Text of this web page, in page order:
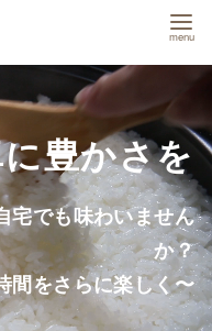
豊かさを
宅でも味わいません
か？
をさらに楽しく〜